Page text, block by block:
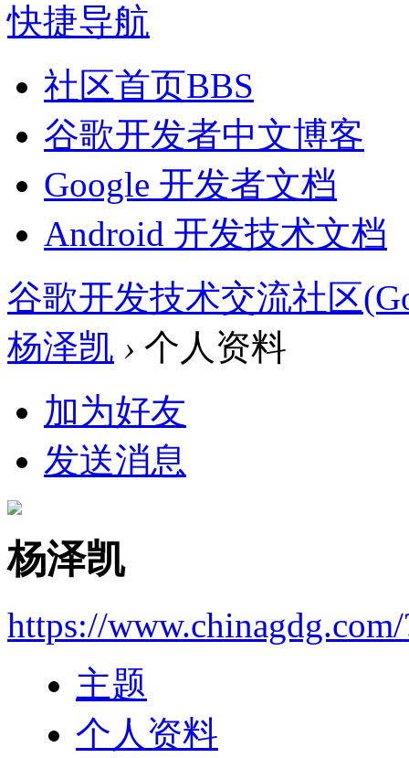
快捷导航
社区首页BBS
谷歌开发者中文博客
Google 开发者文档
Android 开发技术文档
谷歌开发技术交流社区
杨泽凯 › 个人资料
加为好友
发送消息
杨泽凯
https://
主题
个人资料